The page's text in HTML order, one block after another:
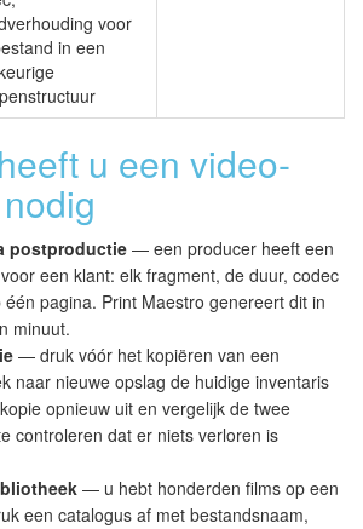
voor
in een
u een video-
postproductie— een producer heeft een
een klant: elk fragment, de duur, codec
pagina. Print Maestro genereert dit in
minuut.
— druk vóór het kopiëren van een
naar nieuwe opslag de huidige inventaris
opnieuw uit en vergelijk de twee
controleren dat er niets verloren is
— u hebt honderden films op een
een catalogus af met bestandsnaam,